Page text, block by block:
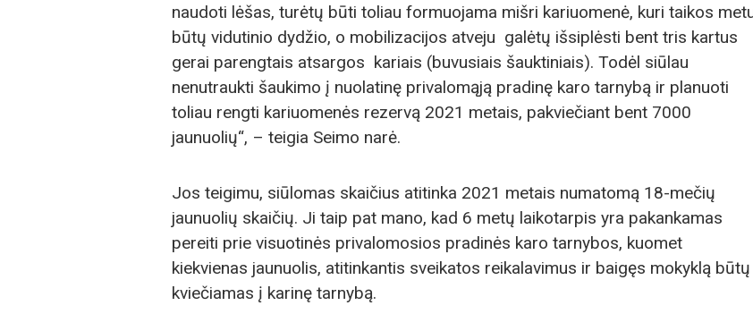
naudoti lėšas, turėtų būti toliau formuojama mišri kariuomenė, kuri taikos
būtų vidutinio dydžio, o mobilizacijos atveju galėtų išsiplėsti bent tris kartus
gerai parengtais atsargos kariais (buvusiais šauktiniais). Todėl siūlau
nenutraukti šaukimo į nuolatinę privalomąją pradinę karo tarnybą ir planuoti
toliau rengti kariuomenės rezervą 2021 metais, pakviečiant bent 7000
jaunuolių“, – teigia Seimo narė.
Jos teigimu, siūlomas skaičius atitinka 2021 metais numatomą 18-mečių
jaunuolių skaičių. Ji taip pat mano, kad 6 metų laikotarpis yra pakankamas
pereiti prie visuotinės privalomosios pradinės karo tarnybos, kuomet
kiekvienas jaunuolis, atitinkantis sveikatos reikalavimus ir baigęs mokyklą būtų
kviečiamas į karinę tarnybą.